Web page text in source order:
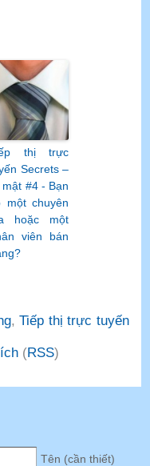
thị trực
Secrets –
mật #4 - Bạn
một chuyên
hoặc một
viên bán
,Tiếp thị trực tuyến
(RSS)
Tên (cần thiết)